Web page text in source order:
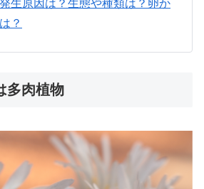
生原因は？生態や種類は？卵か
？
多肉植物